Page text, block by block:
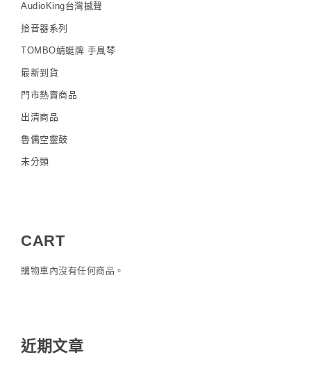
AudioKing台灣撼聲
拾音器系列
TOMBO蜻蜓牌 手風琴
最新到貨
門市熱賣商品
出清商品
魯儒空靈鼓
未分類
CART
購物車內沒有任何商品。
近期文章